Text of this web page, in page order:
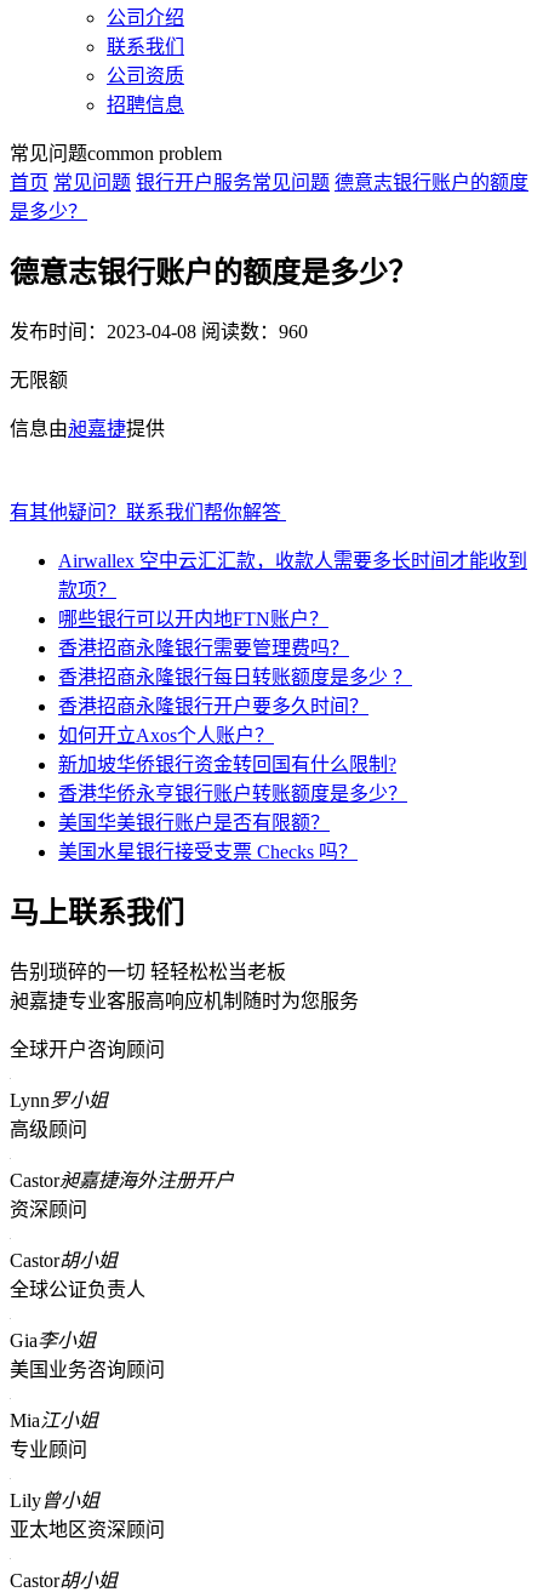
公司介绍
联系我们
公司资质
招聘信息
常见问题common problem
首页 常见问题 银行开户服务常见问题 德意志银行账户的额度
是多少？
德意志银行账户的额度是多少？
发布时间：2023-04-08 阅读数：960
无限额
信息由昶嘉捷提供
有其他疑问？联系我们帮你解答
Airwallex 空中云汇汇款，收款人需要多长时间才能收到
款项？
哪些银行可以开内地FTN账户？
香港招商永隆银行需要管理费吗？
香港招商永隆银行每日转账额度是多少 ？
香港招商永隆银行开户要多久时间？
如何开立Axos个人账户？
新加坡华侨银行资金转回国有什么限制?
香港华侨永亨银行账户转账额度是多少？
美国华美银行账户是否有限额？
美国水星银行接受支票 Checks 吗？
马上联系我们
告别琐碎的一切 轻轻松松当老板
昶嘉捷专业客服高响应机制随时为您服务
全球开户咨询顾问
Lynn罗小姐
高级顾问
Castor昶嘉捷海外注册开户
资深顾问
Castor胡小姐
全球公证负责人
Gia李小姐
美国业务咨询顾问
Mia江小姐
专业顾问
Lily曾小姐
亚太地区资深顾问
Castor胡小姐